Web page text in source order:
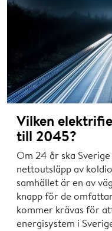
Vilken
till 2045?
Om 24 år ska
nettoutsläpp av
samhället är en av
knapp för de
kommer krävas för
energisystem i